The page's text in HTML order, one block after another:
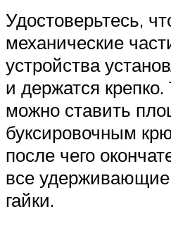
Удостоверьтесь,
механические
устройства
и держатся
можно ставить
буксировочным
после чего
все удерживающие
гайки.